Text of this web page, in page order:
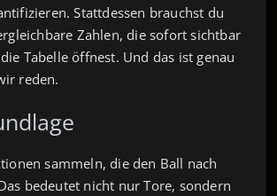
Stattdessen brauchst du
Zahlen, die sofort sichtbar
Tabelle öffnest. Und das ist genau
reden.
sammeln, die den Ball nach
bedeutet nicht nur Tore, sondern